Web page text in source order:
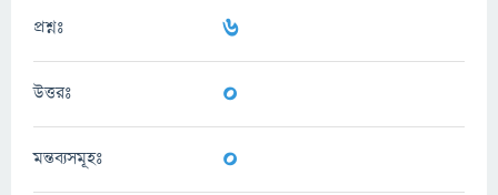
প্রশ্নঃ 6
উত্তরঃ 0
মন্তব্যসমূহঃ 0